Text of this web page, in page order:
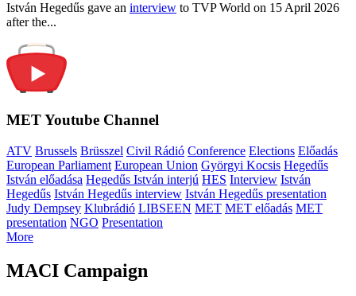
István Hegedűs gave an interview to TVP World on 15 April 2026
after the...
MET Youtube Channel
ATV Brussels Brüsszel Civil Rádió Conference Elections Előadás
European Parliament European Union Györgyi Kocsis Hegedűs
István előadása Hegedűs István interjú HES Interview István
Hegedűs István Hegedűs interview István Hegedűs presentation
Judy Dempsey Klubrádió LIBSEEN MET MET előadás MET
presentation NGO Presentation
More
MACI Campaign